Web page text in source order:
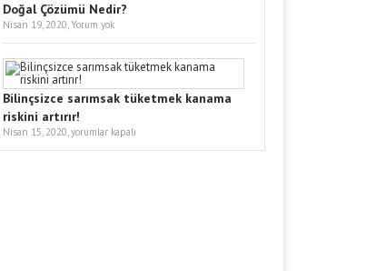
Doğal Çözümü Nedir?
Nisan 19, 2020, Yorum yok
Bilinçsizce sarımsak tüketmek kanama
riskini artırır!
Nisan 15, 2020,yorumlar kapalı